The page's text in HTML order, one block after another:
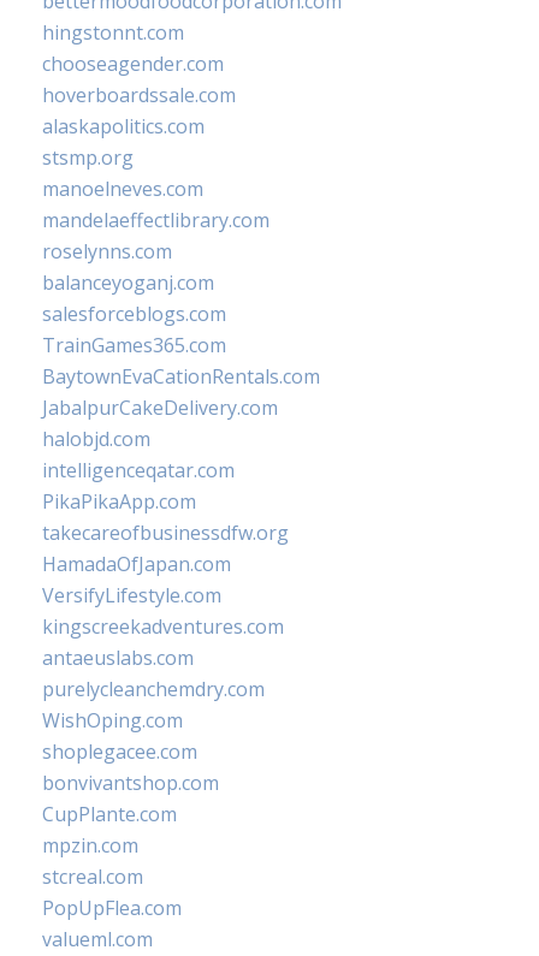
hingstonnt.com
chooseagender.com
hoverboardssale.com
alaskapolitics.com
stsmp.org
manoelneves.com
mandelaeffectlibrary.com
roselynns.com
balanceyoganj.com
salesforceblogs.com
TrainGames365.com
BaytownEvaCationRentals.com
JabalpurCakeDelivery.com
halobjd.com
intelligenceqatar.com
PikaPikaApp.com
takecareofbusinessdfw.org
HamadaOfJapan.com
VersifyLifestyle.com
kingscreekadventures.com
antaeuslabs.com
purelycleanchemdry.com
WishOping.com
shoplegacee.com
bonvivantshop.com
CupPlante.com
mpzin.com
stcreal.com
PopUpFlea.com
valueml.com